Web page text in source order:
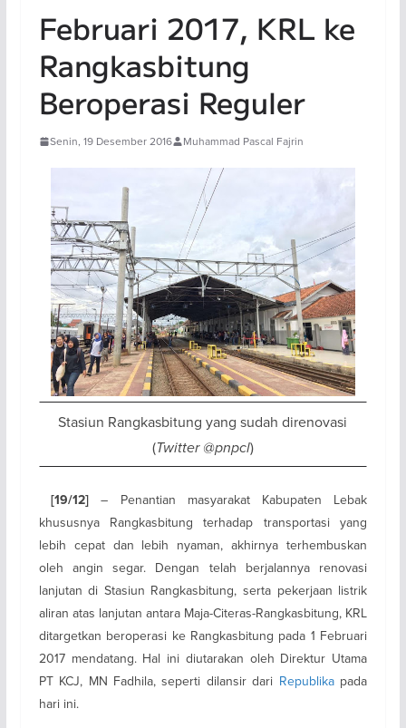
Februari 2017, KRL ke
Rangkasbitung
Beroperasi Reguler
Senin, 19 Desember 2016 Muhammad Pascal Fajrin
Stasiun Rangkasbitung yang sudah direnovasi
(Twitter @pnpcl)
[19/12]– Penantian masyarakat Kabupaten Lebak
khususnya Rangkasbitung terhadap transportasi yang
lebih cepat dan lebih nyaman, akhirnya terhembuskan
oleh angin segar. Dengan telah berjalannya renovasi
lanjutan di Stasiun Rangkasbitung, serta pekerjaan listrik
aliran atas lanjutan antara Maja-Citeras-Rangkasbitung, KRL
ditargetkan beroperasi ke Rangkasbitung pada 1 Februari
2017 mendatang. Hal ini diutarakan oleh Direktur Utama
PT KCJ, MN Fadhila, seperti dilansir dari Republikapada
hari ini.